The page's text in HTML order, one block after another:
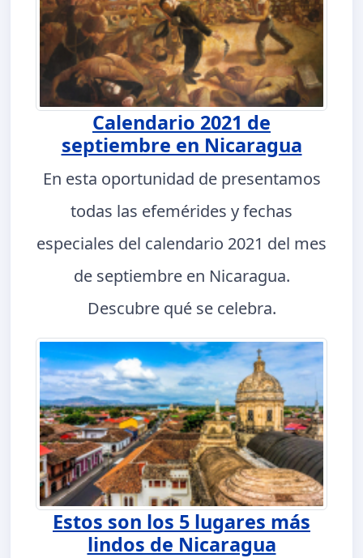
Calendario 2021 de
septiembre en Nicaragua
En esta oportunidad de presentamos
todas las efemérides y fechas
especiales del calendario 2021 del mes
de septiembre en Nicaragua.
Descubre qué se celebra.
Estos son los 5 lugares más
lindos de Nicaragua